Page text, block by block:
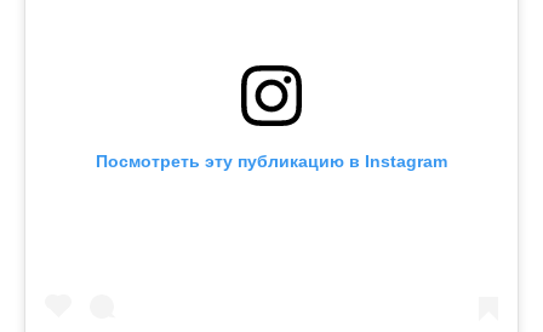
Посмотреть эту публикацию в Instagram